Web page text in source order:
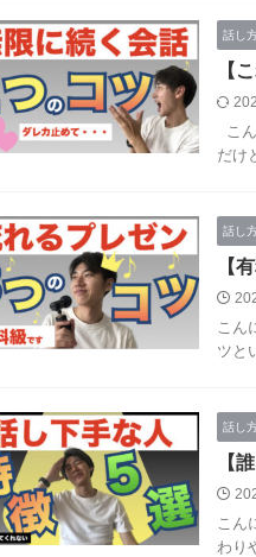
話し
【
こ
だけ
話し
【
こん
ツと
話し
【
こん
わり